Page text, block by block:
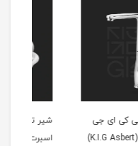
شیر توالت کی ای جی مدل
اسبرت (K.I.G Asbert)